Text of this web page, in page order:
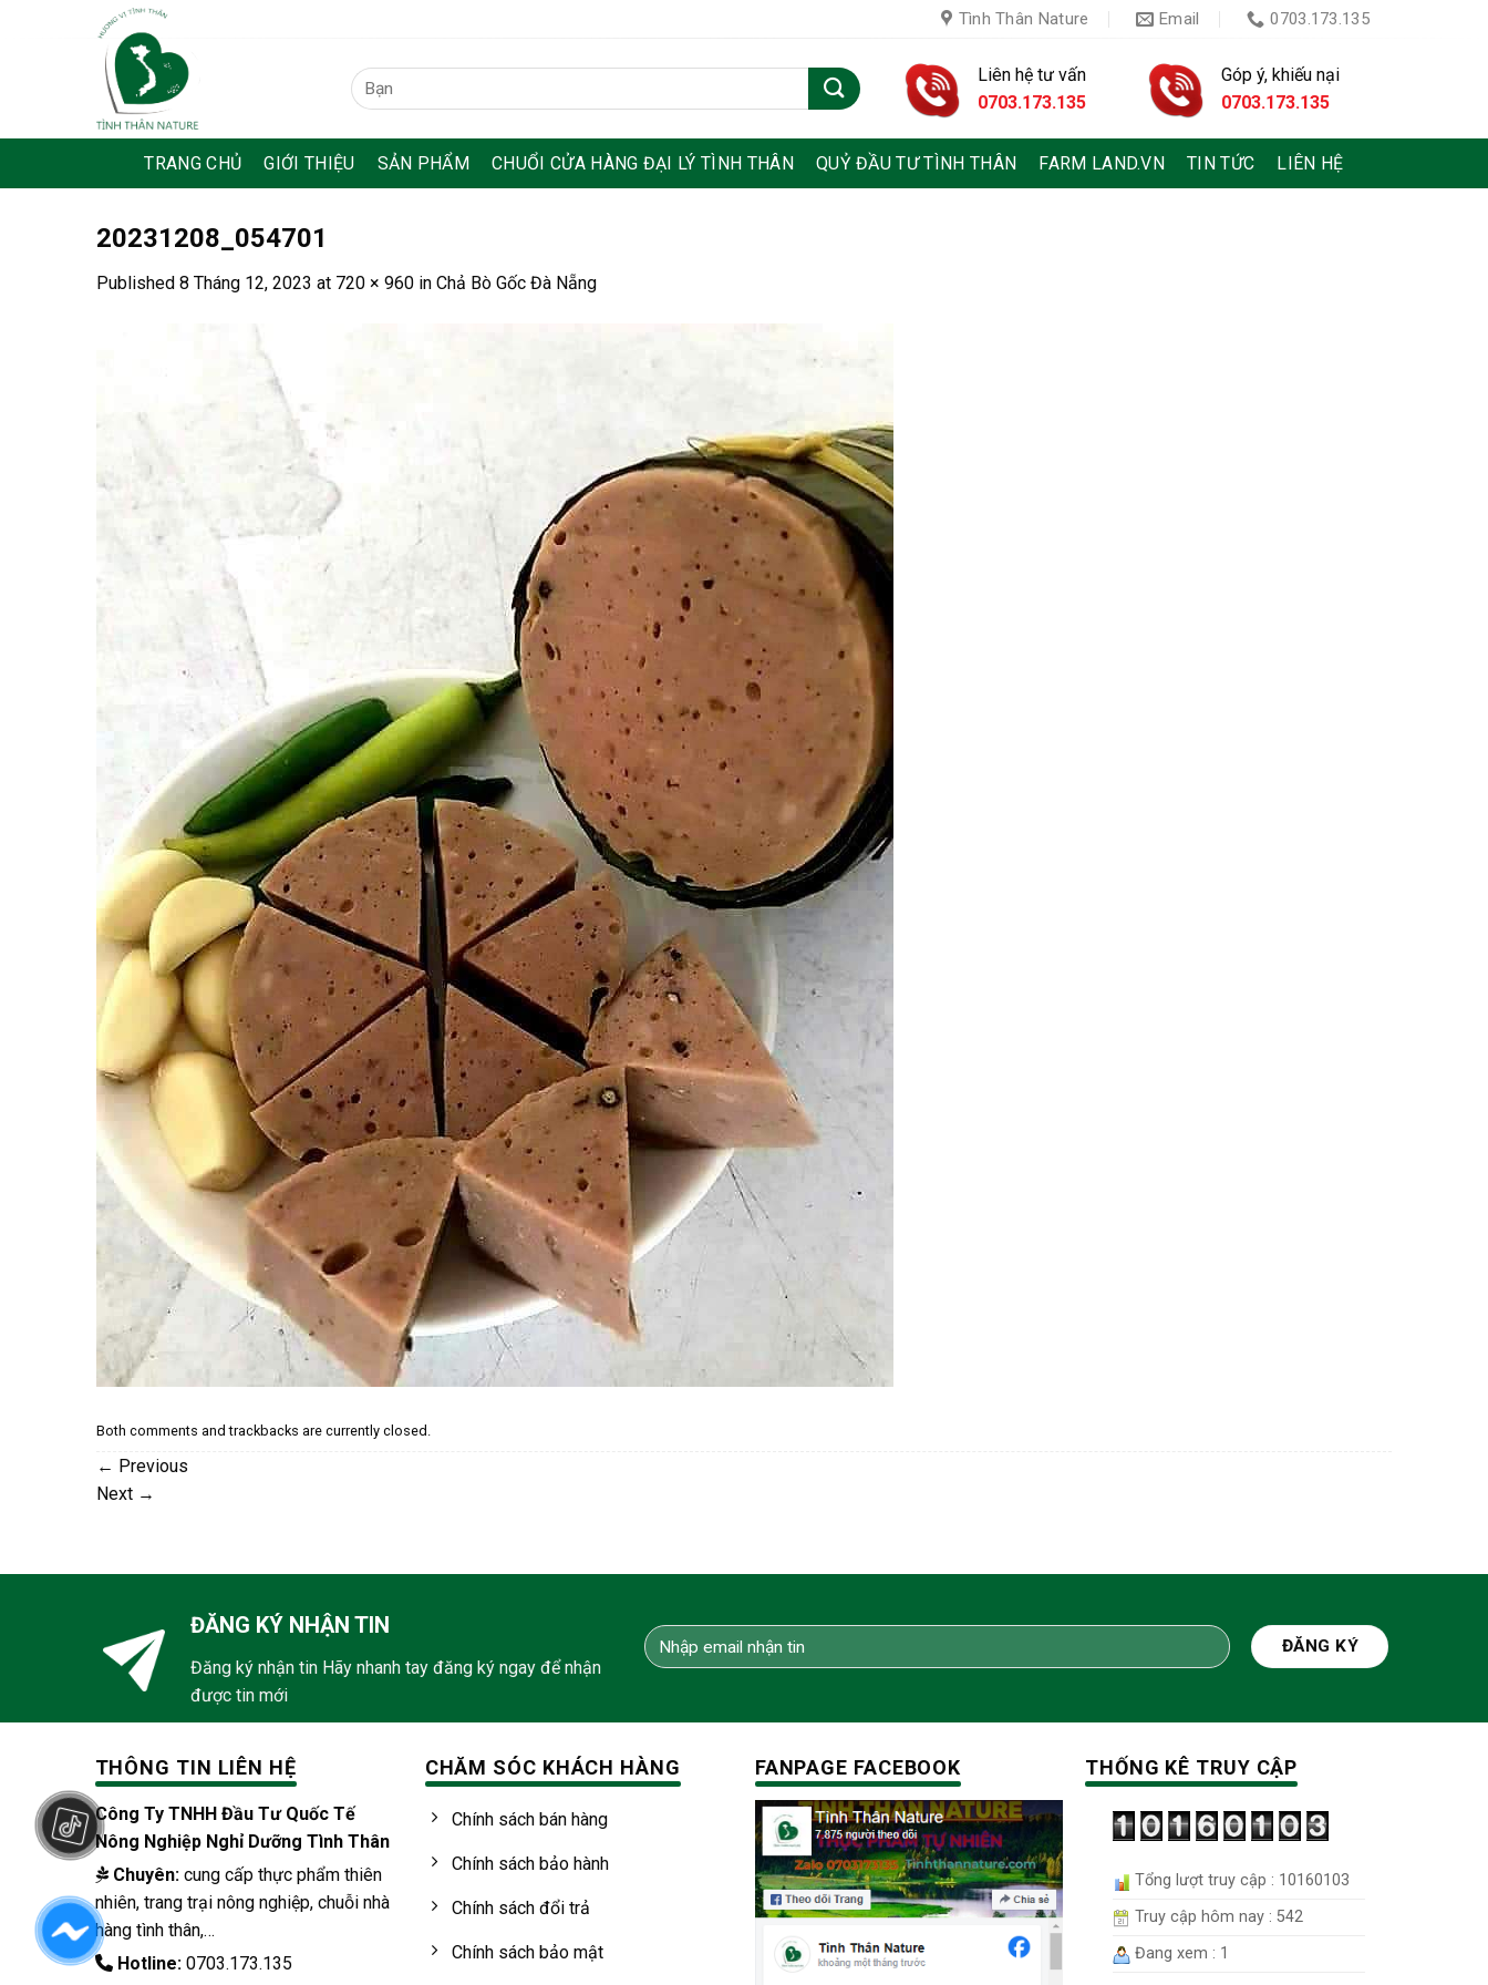
Tình Thân Nature Email 0703.173.135
Tìm
kiếm:
Liên hệ tư vấn
0703.173.135
Góp ý, khiếu nại
0703.173.135
TRANG CHỦ GIỚI THIỆU SẢN PHẨM CHUỔI CỬA HÀNG ĐẠI LÝ TÌNH THÂN QUỶ ĐẦU TƯ TÌNH THÂN FARM LAND.VN TIN TỨC LIÊN HỆ
20231208_054701
Published 8 Tháng 12, 2023 at 720 × 960 in Chả Bò Gốc Đà Nẵng
Both comments and trackbacks are currently closed.
← Previous
Next →
ĐĂNG KÝ NHẬN TIN
Đăng ký nhận tin Hãy nhanh tay đăng ký ngay để nhận
được tin mới
THÔNG TIN LIÊN HỆ
Công Ty TNHH Đầu Tư Quốc Tế
Nông Nghiệp Nghỉ Dưỡng Tình Thân
Chuyên:cung cấp thực phẩm thiên
nhiên, trang trại nông nghiệp, chuỗi nhà
hàng tình thân,…
Hotline:0703.173.135
CHĂM SÓC KHÁCH HÀNG
Chính sách bán hàng
Chính sách bảo hành
Chính sách đổi trả
Chính sách bảo mật
FANPAGE FACEBOOK THỐNG KÊ TRUY CẬP
Tổng lượt truy cập : 10160103
Truy cập hôm nay : 542
Đang xem : 1